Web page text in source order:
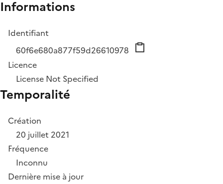
Informations
Identifiant
60f6e680a877f59d26610978
Licence
License Not Specified
Temporalité
Création
20 juillet 2021
Fréquence
Inconnu
Dernière mise à jour